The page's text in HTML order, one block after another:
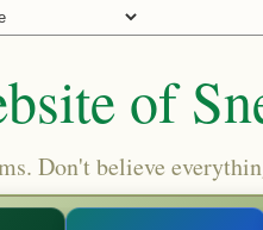
of
Don't believe